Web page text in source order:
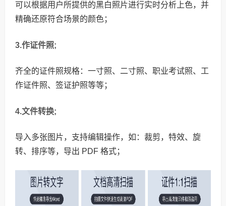
可以根据用户所提供的黑白照片进行实时分析上色，并
精确还原符合场景的颜色；
3.作证件照;
齐全的证件照规格：一寸照、二寸照、职业考试照、工
作证件照、签证护照等等；
4.文件转换;
导入多张图片，支持编辑操作，如：裁剪，特效、旋
转、排序等，导出 PDF 格式；